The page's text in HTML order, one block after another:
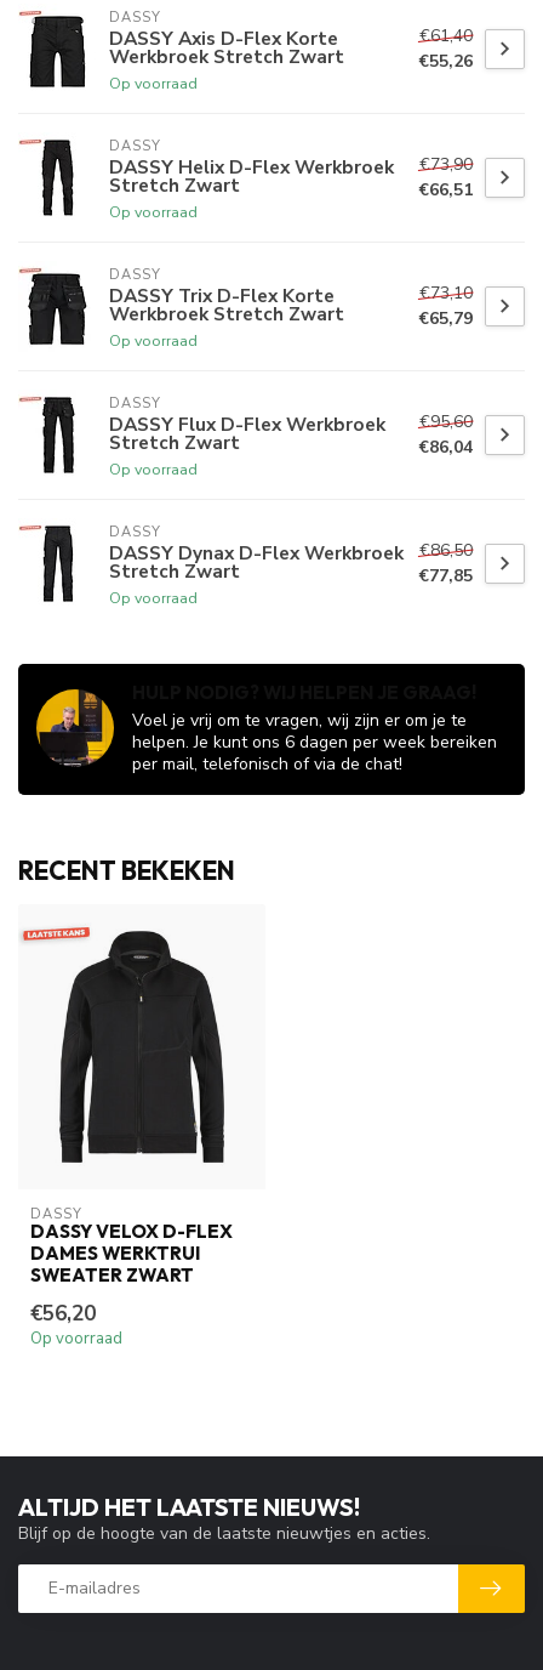
DASSY
DASSY Axis D-Flex Korte
Werkbroek Stretch Zwart
Op voorraad
€61,40
€55,26
DASSY
DASSY Helix D-Flex Werkbroek
Stretch Zwart
Op voorraad
€73,90
€66,51
DASSY
DASSY Trix D-Flex Korte
Werkbroek Stretch Zwart
Op voorraad
€73,10
€65,79
DASSY
DASSY Flux D-Flex Werkbroek
Stretch Zwart
Op voorraad
€95,60
€86,04
DASSY
DASSY Dynax D-Flex Werkbroek
Stretch Zwart
Op voorraad
€86,50
€77,85
Voel je vrij om te vragen, wij zijn er om je te
helpen. Je kunt ons 6 dagen per week bereiken
per mail, telefonisch of via de chat!
RECENT BEKEKEN
DASSY
DASSY VELOX D-FLEX
DAMES WERKTRUI
SWEATER ZWART
€56,20
Op voorraad
ALTIJD HET LAATSTE NIEUWS!
Blijf op de hoogte van de laatste nieuwtjes en acties.